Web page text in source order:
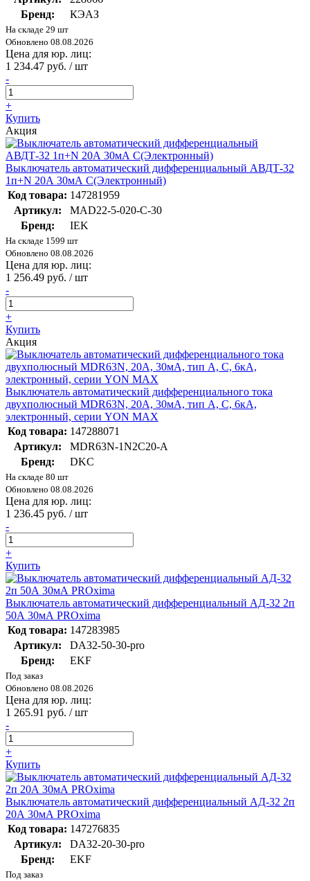
Бренд:
КЭАЗ
На складе 29 шт
Обновлено 08.08.2026
Цена для юр. лиц:
1 234.47 руб. / шт
-
+
Купить
Акция
Выключатель автоматический дифференциальный АВДТ-32
1п+N 20А 30мА С(Электронный)
Код товара: 147281959
Артикул:
MAD22-5-020-C-30
Бренд:
IEK
На складе 1599 шт
Обновлено 08.08.2026
Цена для юр. лиц:
1 256.49 руб. / шт
-
+
Купить
Акция
Выключатель автоматический дифференциального тока
двухполюсный MDR63N, 20A, 30мА, тип A, C, 6кА,
электронный, серии YON MAX
Код товара: 147288071
Артикул:
MDR63N-1N2C20-A
Бренд:
DKC
На складе 80 шт
Обновлено 08.08.2026
Цена для юр. лиц:
1 236.45 руб. / шт
-
+
Купить
Выключатель автоматический дифференциальный АД-32 2п
50А 30мА PROxima
Код товара: 147283985
Артикул:
DA32-50-30-pro
Бренд:
EKF
Под заказ
Обновлено 08.08.2026
Цена для юр. лиц:
1 265.91 руб. / шт
-
+
Купить
Выключатель автоматический дифференциальный АД-32 2п
20А 30мА PROxima
Код товара: 147276835
Артикул:
DA32-20-30-pro
Бренд:
EKF
Под заказ